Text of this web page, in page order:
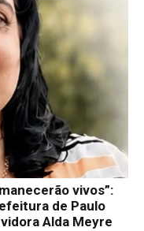
vivos”:
de Paulo
Alda Meyre